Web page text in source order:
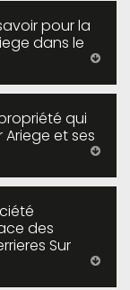
pour la
dans le
qui
Ariege et ses
des
Sur